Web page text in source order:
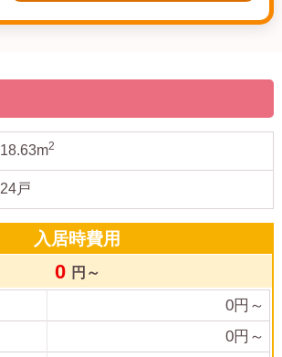
18.63m2
24戸
入居時費用
0 円～
0円～
0円～